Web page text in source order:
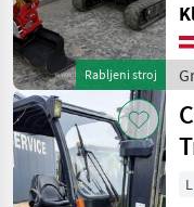
IZBERITE
KATEGORIJO
Gradbena tehnika
275
Kmetijska tehnika
99
MARKETPLACE
Rabljeni stroj
2x